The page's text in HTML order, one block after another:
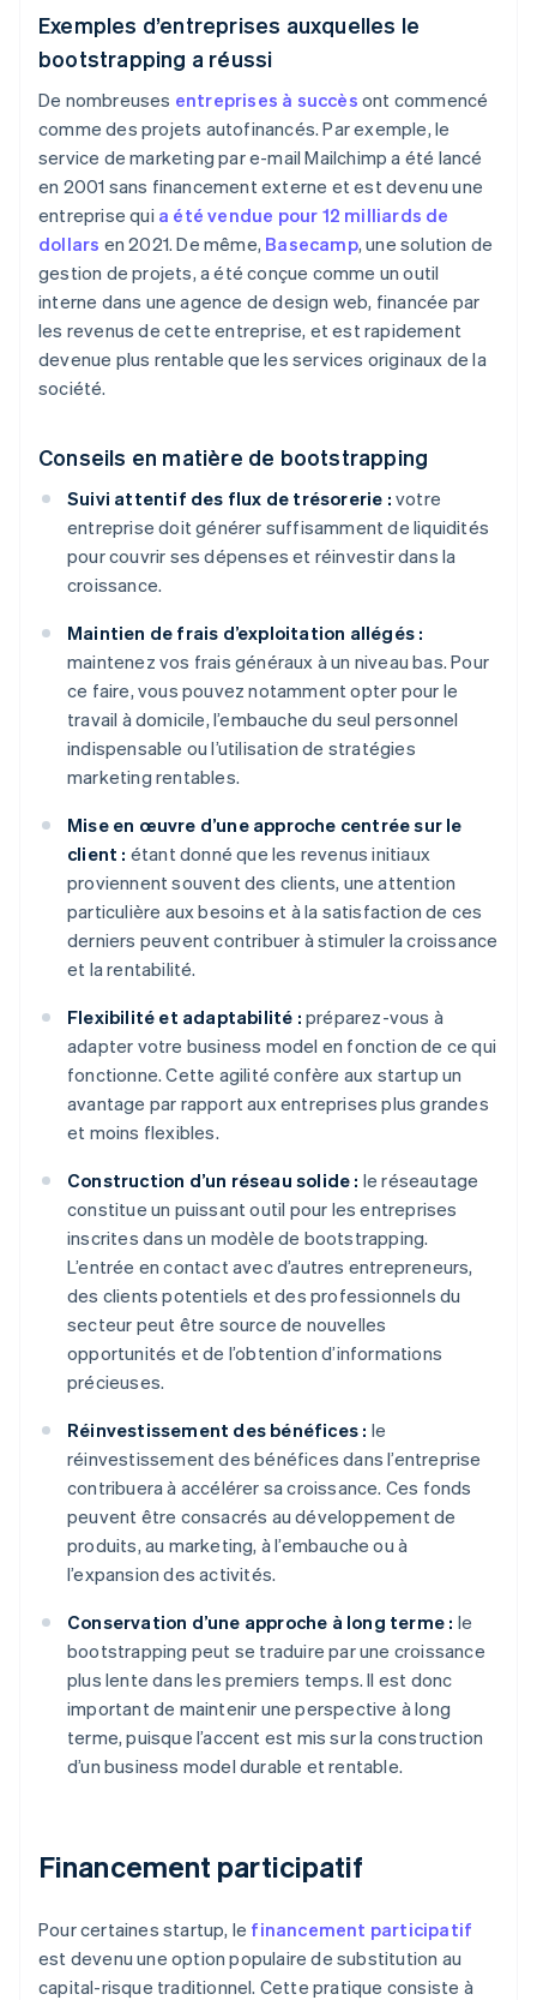
Exemples d’entreprises auxquelles le
bootstrapping a réussi
De nombreuses entreprises à succès ont commencé
comme des projets autofinancés. Par exemple, le
service de marketing par e-mail Mailchimp a été lancé
en 2001 sans financement externe et est devenu une
entreprise qui a été vendue pour 12 milliards de
dollars en 2021. De même, Basecamp, une solution de
gestion de projets, a été conçue comme un outil
interne dans une agence de design web, financée par
les revenus de cette entreprise, et est rapidement
devenue plus rentable que les services originaux de la
société.
Conseils en matière de bootstrapping
Suivi attentif des flux de trésorerie : votre
entreprise doit générer suffisamment de liquidités
pour couvrir ses dépenses et réinvestir dans la
croissance.
Maintien de frais d’exploitation allégés :
maintenez vos frais généraux à un niveau bas. Pour
ce faire, vous pouvez notamment opter pour le
travail à domicile, l’embauche du seul personnel
indispensable ou l’utilisation de stratégies
marketing rentables.
Mise en œuvre d’une approche centrée sur le
client : étant donné que les revenus initiaux
proviennent souvent des clients, une attention
particulière aux besoins et à la satisfaction de ces
derniers peuvent contribuer à stimuler la croissance
et la rentabilité.
Flexibilité et adaptabilité : préparez-vous à
adapter votre business model en fonction de ce qui
fonctionne. Cette agilité confère aux startup un
avantage par rapport aux entreprises plus grandes
et moins flexibles.
Construction d’un réseau solide : le réseautage
constitue un puissant outil pour les entreprises
inscrites dans un modèle de bootstrapping.
L’entrée en contact avec d’autres entrepreneurs,
des clients potentiels et des professionnels du
secteur peut être source de nouvelles
opportunités et de l’obtention d’informations
précieuses.
Réinvestissement des bénéfices : le
réinvestissement des bénéfices dans l’entreprise
contribuera à accélérer sa croissance. Ces fonds
peuvent être consacrés au développement de
produits, au marketing, à l’embauche ou à
l’expansion des activités.
Conservation d’une approche à long terme : le
bootstrapping peut se traduire par une croissance
plus lente dans les premiers temps. Il est donc
important de maintenir une perspective à long
terme, puisque l’accent est mis sur la construction
d’un business model durable et rentable.
Financement participatif
Pour certaines startup, le financement participatif
est devenu une option populaire de substitution au
capital-risque traditionnel. Cette pratique consiste à